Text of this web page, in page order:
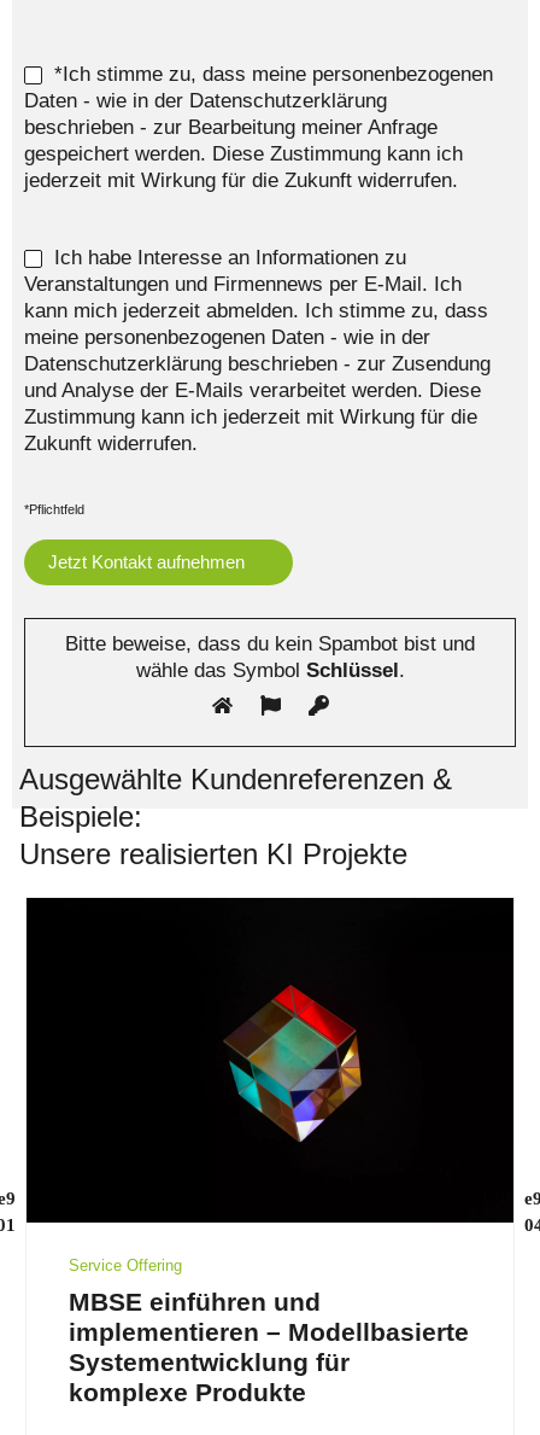
*Ich stimme zu, dass meine personenbezogenen
Daten - wie in der Datenschutzerklärung
beschrieben - zur Bearbeitung meiner Anfrage
gespeichert werden. Diese Zustimmung kann ich
jederzeit mit Wirkung für die Zukunft widerrufen.
Ich habe Interesse an Informationen zu
Veranstaltungen und Firmennews per E-Mail. Ich
kann mich jederzeit abmelden. Ich stimme zu, dass
meine personenbezogenen Daten - wie in der
Datenschutzerklärung beschrieben - zur Zusendung
und Analyse der E-Mails verarbeitet werden. Diese
Zustimmung kann ich jederzeit mit Wirkung für die
Zukunft widerrufen.
*Pflichtfeld
Bitte beweise, dass du kein Spambot bist und
wähle das Symbol Schlüssel .
Ausgewählte Kundenreferenzen &
Beispiele:
Unsere realisierten KI Projekte
Service Offering
MBSE einführen und
implementieren – Modellbasierte
Systementwicklung für
komplexe Produkte